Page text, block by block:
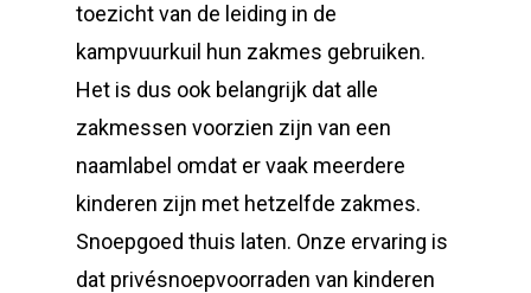
toezicht van de leiding in de
kampvuurkuil hun zakmes gebruiken.
Het is dus ook belangrijk dat alle
zakmessen voorzien zijn van een
naamlabel omdat er vaak meerdere
kinderen zijn met hetzelfde zakmes.
Snoepgoed thuis laten. Onze ervaring is
dat privésnoepvoorraden van kinderen